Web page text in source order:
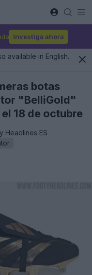
Investiga ahora
available in English.
botas
"BelliGold"
18 de octubre
Headlines ES